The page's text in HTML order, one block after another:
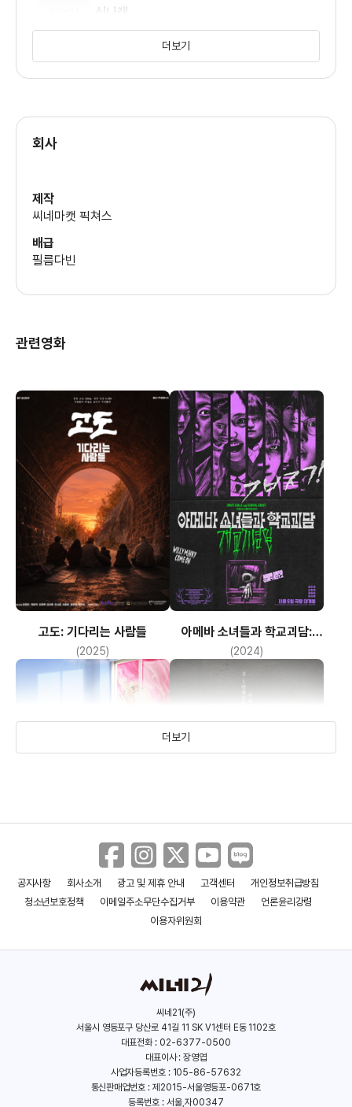
신나래
(영숙)
더보기
회사
제작
씨네마캣 픽쳐스
배급
필름다빈
관련영화
고도: 기다리는 사람들
(2025)
아메바 소녀들과 학교괴담:
개교기념일
(2024)
모르는 이야기 항거: 유관순 이야기
더보기
공지사항 회사소개 광고 및 제휴 안내 고객센터
개인정보취급방침
청소년보호정책
이메일주소무단수집거부 이용약관
언론윤리강령
이용자위원회
씨네21(주)
서울시 영등포구 당산로 41길 11 SK V1센터 E동 1102호
대표전화 : 02-6377-0500
대표이사 : 장영엽
사업자등록번호 : 105-86-57632
통신판매업번호 : 제2015-서울영등포-0671호
등록번호 : 서울,자00347